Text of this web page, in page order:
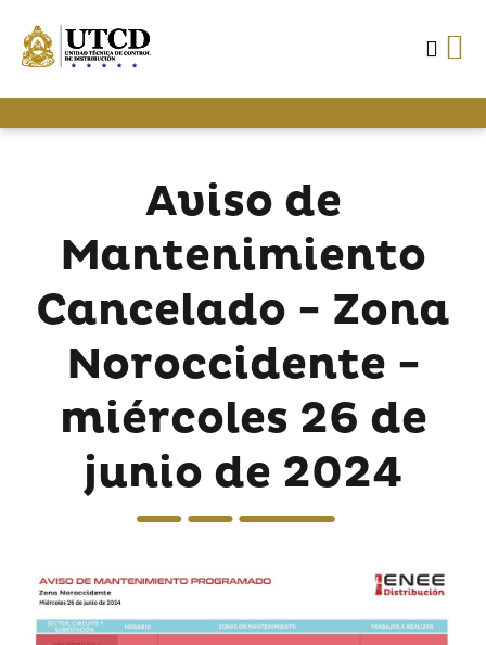
Aviso de
Mantenimiento
Cancelado - Zona
Noroccidente -
miércoles 26 de
junio de 2024